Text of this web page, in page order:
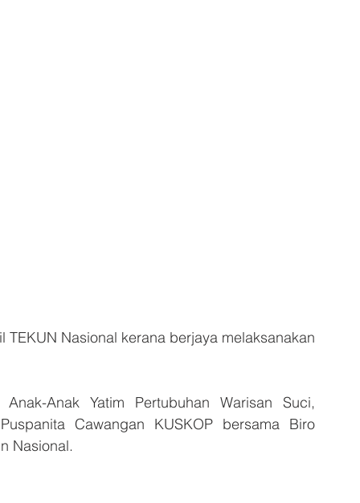
Nasional kerana berjaya melaksanakan
Anak Yatim Pertubuhan Warisan Suci,
Cawangan KUSKOP bersama Biro
Nasional.